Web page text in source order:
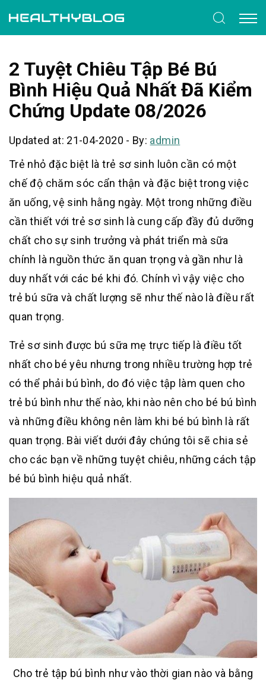
2 Tuyệt Chiêu Tập Bé Bú
Bình Hiệu Quả Nhất Đã Kiểm
Chứng Update 08/2026
Updated at: 21-04-2020 - By: admin
Trẻ nhỏ đặc biệt là trẻ sơ sinh luôn cần có một
chế độ chăm sóc cẩn thận và đặc biệt trong việc
ăn uống, vệ sinh hằng ngày. Một trong những điều
cần thiết với trẻ sơ sinh là cung cấp đầy đủ dưỡng
chất cho sự sinh trưởng và phát triển mà sữa
chính là nguồn thức ăn quan trọng và gần như là
duy nhất với các bé khi đó. Chính vì vậy việc cho
trẻ bú sữa và chất lượng sẽ như thế nào là điều rất
quan trọng.
Trẻ sơ sinh được bú sữa mẹ trực tiếp là điều tốt
nhất cho bé yêu nhưng trong nhiều trường hợp trẻ
có thể phải bú bình, do đó việc tập làm quen cho
trẻ bú bình như thế nào, khi nào nên cho bé bú bình
và những điều không nên làm khi bé bú bình là rất
quan trọng. Bài viết dưới đây chúng tôi sẽ chia sẻ
cho các bạn về những tuyệt chiêu, những cách tập
bé bú bình hiệu quả nhất.
Cho trẻ tập bú bình như vào thời gian nào và bằng